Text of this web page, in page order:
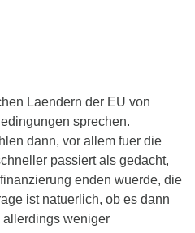
Laendern der EU von
sprechen.
dann, vor allem fuer die
passiert als gedacht,
enden wuerde, die
ist natuerlich, ob es dann
weniger